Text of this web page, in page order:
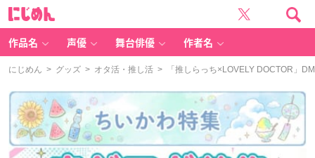
作品名 声優 舞台俳優 作者名
にじめん > グッズ > オタ活・推し活 > 「推しらっち×LOVELY DOCTOR」